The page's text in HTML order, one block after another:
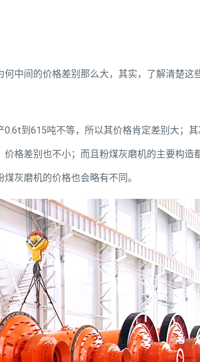
中间的价格差别那么大，其实，了解清楚这
到615吨不等，所以其价格肯定差别大；
格差别也不小；而且粉煤灰磨机的主要构造
灰磨机的价格也会略有不同。